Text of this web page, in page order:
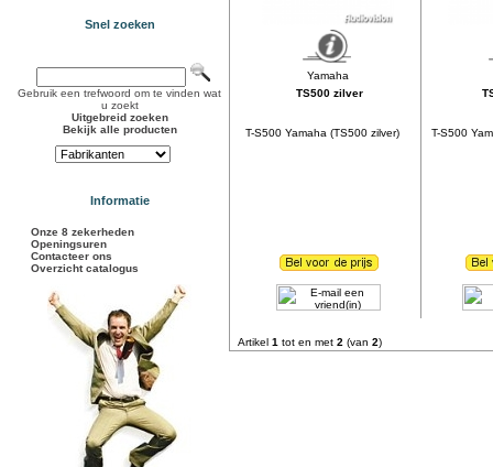
Snel zoeken
Gebruik een trefwoord om te vinden wat
u zoekt
Uitgebreid zoeken
Bekijk alle producten
Informatie
Onze 8 zekerheden
Openingsuren
Contacteer ons
Overzicht catalogus
TS500 zilver
T-S500 Yamaha (TS500 zilver) T-S500
Artikel 1 tot en met 2 (van 2)